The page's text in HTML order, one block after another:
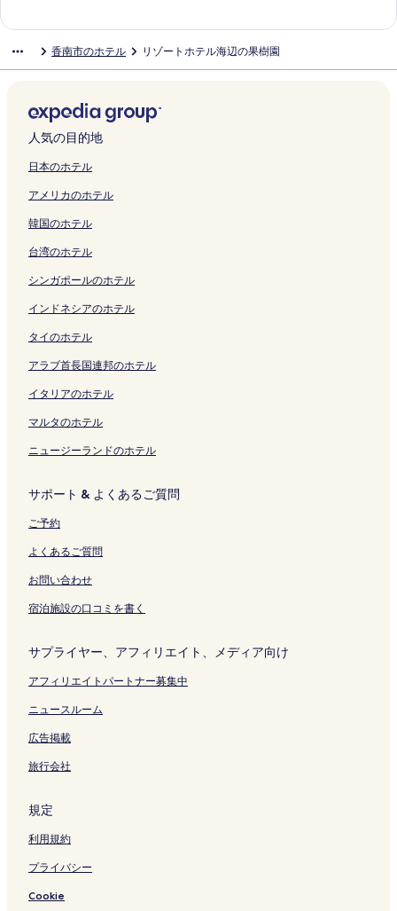
の
ジ
を
開
く
ン
ー
ジ
く
リ
ン
ク
く
リ
リ
ン
s
ー
ジ
を
開
リ
ク
m
a
b
s
i
ペ
ー
ジ
を
く
ン
ジ
を
リ
ン
ク
o
&
S
a
ペ
ジ
を
開
く
ン
ペ
ー
開
く
リ
ン
r
a
y
b
s
i
の
ペ
ー
を
く
ン
ク
ペ
ー
開
く
リ
ン
ペ
ー
開
く
リ
ン
c
の
ペ
ー
ジ
開
リ
ン
ク
o
l
の
ペ
ー
を
く
リ
ン
ク
m
a
ペ
ー
ジ
を
く
ン
ク
o
l
の
ペ
ー
を
く
リ
ン
ク
K
h
i
の
ペ
ジ
開
く
リ
ン
C
t
e
の
ー
を
開
く
リ
ク
n
s
h
k
g
w
a
の
ペ
ジ
開
リ
ン
ク
s
e
s
H
t
l
B
e
k
a
の
ー
ジ
を
開
リ
r
c
e
H
o
e
の
ペ
ー
ジ
開
リ
ク
y
n
の
ペ
ー
を
く
リ
ン
ク
香南市のホテル リゾートホテル海辺の果樹園
人気の目的地
日本のホテル
アメリカのホテル
韓国のホテル
台湾のホテル
シンガポールのホテル
インドネシアのホテル
タイのホテル
アラブ首長国連邦のホテル
イタリアのホテル
マルタのホテル
ニュージーランドのホテル
サポート & よくあるご質問
ご予約
よくあるご質問
お問い合わせ
宿泊施設の口コミを書く
サプライヤー、アフィリエイト、メディア向け
アフィリエイトパートナー募集中
ニュースルーム
広告掲載
旅行会社
規定
利用規約
プライバシー
Cookie